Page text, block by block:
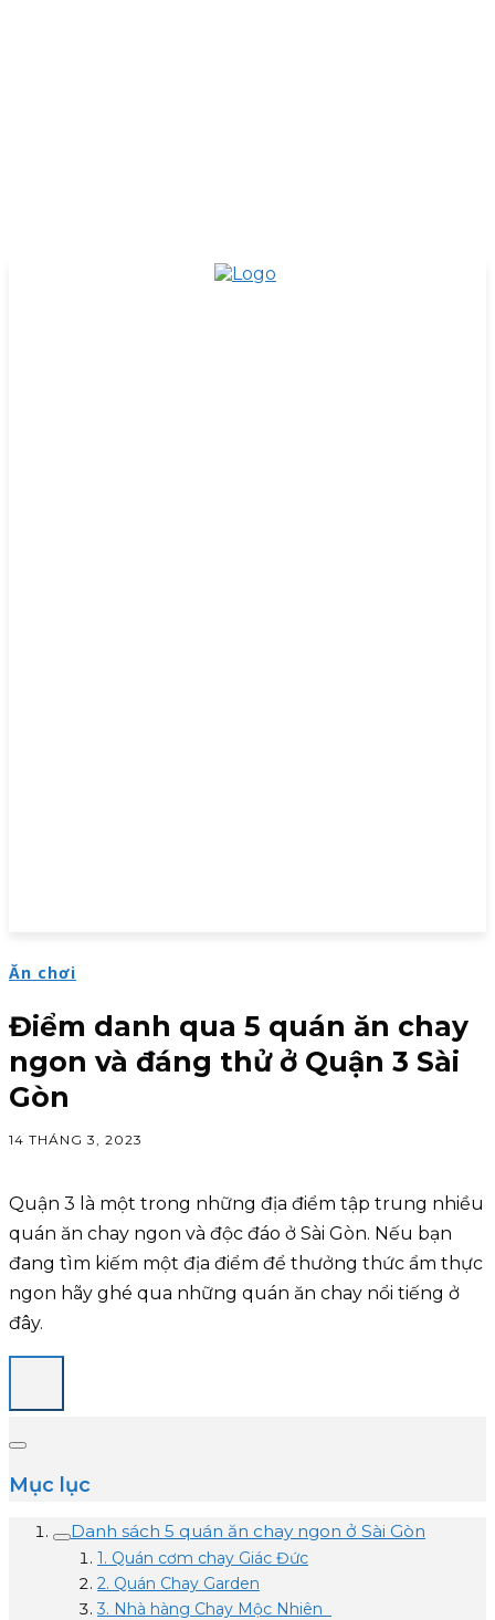
Ăn chơi
Điểm danh qua 5 quán ăn chay
ngon và đáng thử ở Quận 3 Sài
Gòn
14 THÁNG 3, 2023
Quận 3 là một trong những địa điểm tập trung nhiều
quán ăn chay ngon và độc đáo ở Sài Gòn. Nếu bạn
đang tìm kiếm một địa điểm để thưởng thức ẩm thực
ngon hãy ghé qua những quán ăn chay nổi tiếng ở
đây.
Mục lục
Danh sách 5 quán ăn chay ngon ở Sài Gòn
1. Quán cơm chay Giác Đức
2. Quán Chay Garden
3. Nhà hàng Chay Mộc Nhiên